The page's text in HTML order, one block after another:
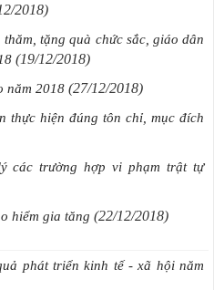
2018)
tặng quà chức sắc, giáo dân
(19/12/2018)
năm 2018 (27/12/2018)
thực hiện đúng tôn chỉ, mục đích
các trường hợp vi phạm trật tự
hiểm gia tăng (22/12/2018)
phát triển kinh tế - xã hội năm